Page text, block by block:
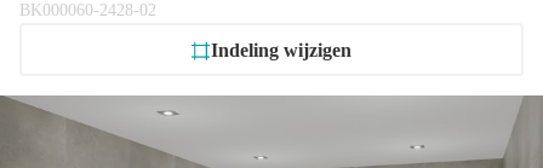
BK000060-2428-02
Indeling wijzigen